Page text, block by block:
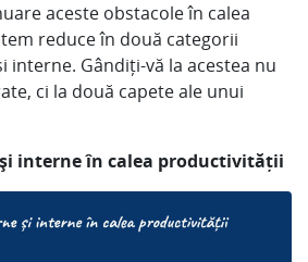
aceste obstacole în calea
reduce în două categorii
interne. Gândiți-vă la acestea nu
ci la două capete ale unui
interne în calea productivității